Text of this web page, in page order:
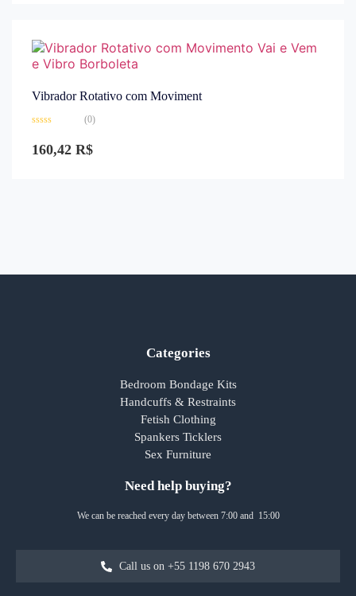
Vibrador Rotativo com Moviment
0
de
(0)
160,42 R$
Categories
Bedroom Bondage Kits
Handcuffs & Restraints
Fetish Clothing
Spankers Ticklers
Sex Furniture
Need help buying?
We can be reached every day between 7:00 and 15:00
Call us on +55 1198 670 2943